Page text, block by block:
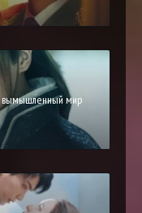
вымышленный мир